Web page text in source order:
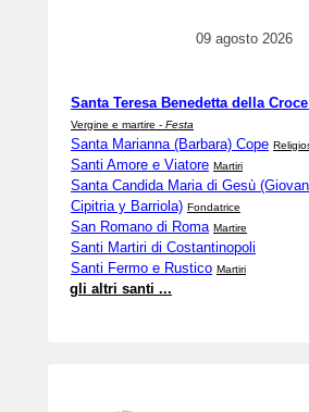
09 agosto 2026
Santa Teresa Benedetta della
Vergine e martire - Festa
Santa Marianna (Barbara) Cope
Santi Amore e Viatore Martiri
Santa Candida Maria di Gesù
Cipitria y Barriola) Fondatrice
San Romano di Roma Martire
Santi Martiri di Costantinopoli
Santi Fermo e Rustico Martiri
gli altri santi ...